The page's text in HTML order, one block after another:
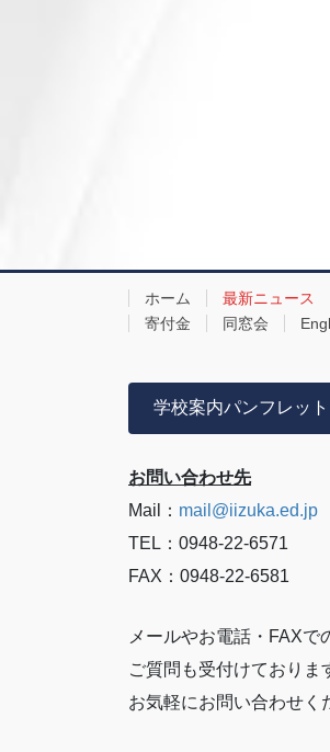
ホーム 最新ニュース
寄付金
同窓会
学校案内パンフレット
お問い合わせ先
Mail： mail@iizuka.ed.jp
TEL：0948-22-6571
FAX：0948-22-6581
メールやお電話・FAXで
ご質問も受付けておりま
お気軽にお問い合わせく